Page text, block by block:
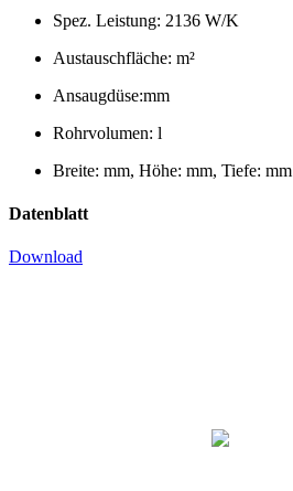
Spez. Leistung: 2136 W/K
Austauschfläche: m²
Ansaugdüse:mm
Rohrvolumen: l
Breite: mm, Höhe: mm, Tiefe: mm
Datenblatt
Download